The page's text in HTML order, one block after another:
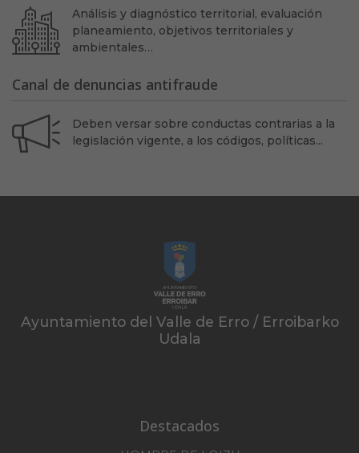
Análisis y diagnóstico territorial, evaluación
planeamiento, objetivos territoriales y
ambientales…
Canal de denuncias antifraude
Deben versar sobre conductas contrarias a la
legislación vigente, a los códigos, políticas...
Ayuntamiento del Valle de Erro / Erroibarko
Udala
Destacados